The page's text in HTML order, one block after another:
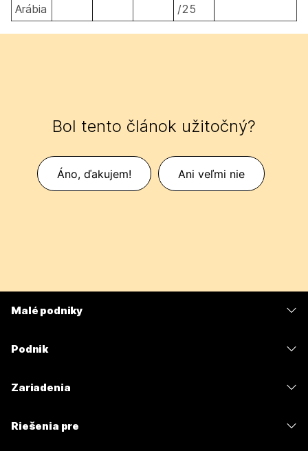
Arábia
/25
Bol tento článok užitočný?
Áno, ďakujem! Ani veľmi nie
Malé podniky
Podnik
Zariadenia
Riešenia pre